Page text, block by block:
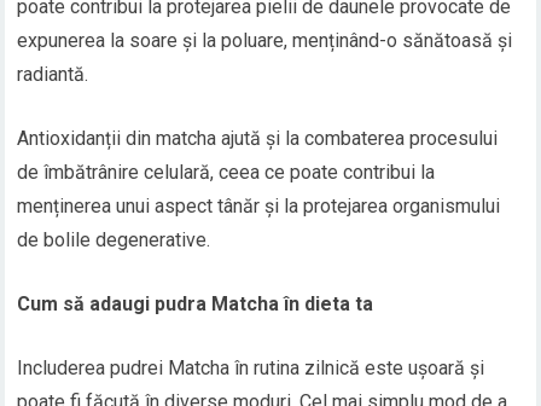
poate contribui la protejarea pielii de daunele provocate de
expunerea la soare și la poluare, menținând-o sănătoasă și
radiantă.
Antioxidanții din matcha ajută și la combaterea procesului
de îmbătrânire celulară, ceea ce poate contribui la
menținerea unui aspect tânăr și la protejarea organismului
de bolile degenerative.
Cum să adaugi pudra Matcha în dieta ta
Includerea pudrei Matcha în rutina zilnică este ușoară și